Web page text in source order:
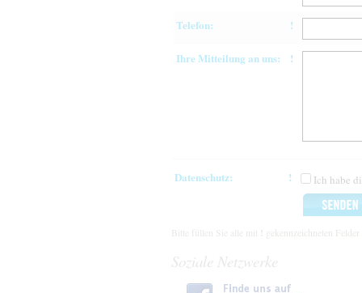
!
Telefon:
!
Ihre Mitteilung an uns:
!
Datenschutz: Ich habe
Bitte füllen Sie alle mit ! gekennzeichneten Felder
Soziale Netzwerke